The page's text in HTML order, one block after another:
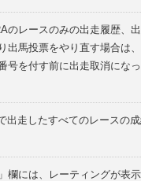
のレースのみの出走履歴、
出馬投票をやり直す場合は
号を付す前に出走取消にな
出走したすべてのレースの
欄には、レーティングが表